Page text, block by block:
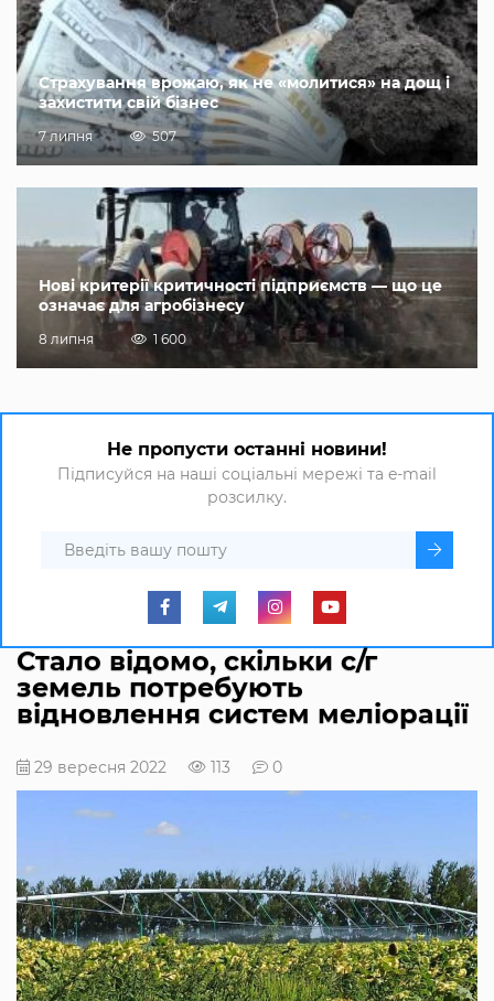
Страхування врожаю, як не «молитися» на дощ і
захистити свій бізнес
7 липня 507
Нові критерії критичності підприємств — що це
означає для агробізнесу
8 липня 1 600
Не пропусти останні новини!
Підписуйся на наші соціальні мережі та e-mail
розсилку.
Стало відомо, скільки с/г
земель потребують
відновлення систем меліорації
29 вересня 2022 113 0